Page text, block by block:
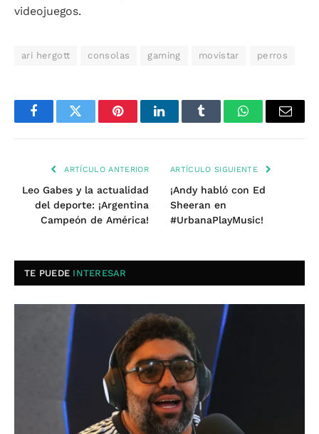
videojuegos.
ari hergott consolas gaming movistar perros
FacebookTwitter PinterestLinkedInTumblr WhatsAppEmail
ARTÍCULO ANTERIOR
Leo Gabes y la actualidad
del deporte: ¡Argentina
Campeón de América!
ARTÍCULO SIGUIENTE
¡Andy habló con Ed
Sheeran en
#UrbanaPlayMusic!
TE PUEDE INTERESAR